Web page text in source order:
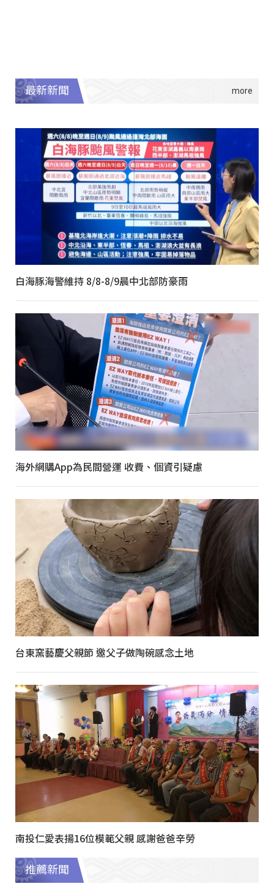
最新新聞
白海豚海警維持 8/8-8/9晨中北部防豪雨
海外網購App為民間營運 收費、個資引疑慮
台東窯藝慶父親節 邀父子做陶碗感念土地
南投仁愛表揚16位模範父親 感謝爸爸辛勞
推薦新聞